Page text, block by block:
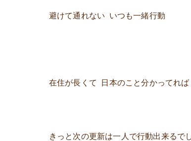
避けて通れない いつも一緒行動
在住が長くて 日本のこと分かってれ
きっと次の更新は一人で行動出来るで